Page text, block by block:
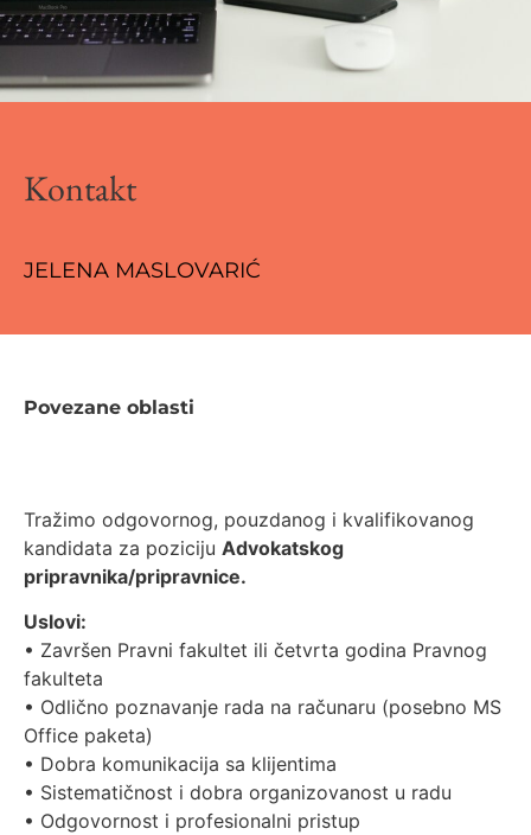
Kontakt
JELENA MASLOVARIĆ
Povezane oblasti
Tražimo odgovornog, pouzdanog i kvalifikovanog
kandidata za poziciju Advokatskog
pripravnika/pripravnice.
Uslovi:
• Završen Pravni fakultet ili četvrta godina Pravnog
fakulteta
• Odlično poznavanje rada na računaru (posebno MS
Office paketa)
• Dobra komunikacija sa klijentima
• Sistematičnost i dobra organizovanost u radu
• Odgovornost i profesionalni pristup